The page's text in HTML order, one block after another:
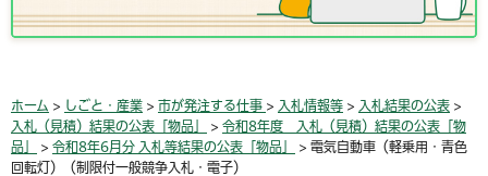
ホーム > しごと・産業 > 市が発注する仕事 > 入札情報等 > 入札結果の公表 >
入札（見積）結果の公表「物品」
> 令和8年度 入札（見積）結果の公表「物
品」
> 令和8年6月分 入札等結果の公表「物品」
> 電気自動車（軽乗用・青色
回転灯）（制限付一般競争入札・電子）